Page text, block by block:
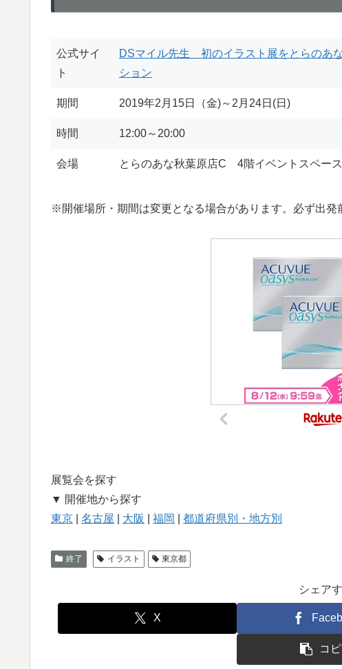
公式サイ
ト
DSマイル先生 初のイラスト展をとらのあ
ション
期間 2019年2月15日（金)～2月24日(日)
時間 12:00～20:00
会場 とらのあな秋葉原店C 4階イベントスペース
※開催場所・期間は変更となる場合があります。必ず出
展覧会を探す
▼ 開催地から探す
東京
名古屋 大阪 福岡 都道府県別・地方別
終了 イラスト 東京都
シェア
X
コ